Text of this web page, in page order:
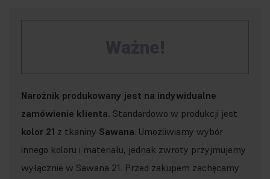
Narożnik produkowany jest na indywidualne
zamówienie klienta. Standardowo w produkcji jest
kolor 21 z tkaniny Sawana. Umożliwiamy wybór
innego koloru i materiału, jednak zwroty przyjmujemy
wyłącznie w Sawana 21. Przed zakupem zachęcamy